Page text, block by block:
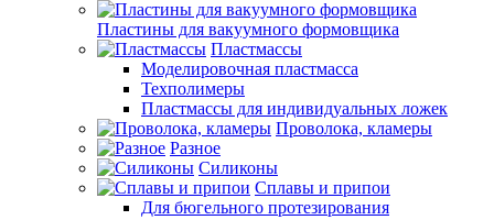
Пластины для вакуумного формовщика
Пластмассы
Моделировочная пластмасса
Техполимеры
Пластмассы для индивидуальных ложек
Проволока, кламеры
Разное
Силиконы
Сплавы и припои
Для бюгельного протезирования